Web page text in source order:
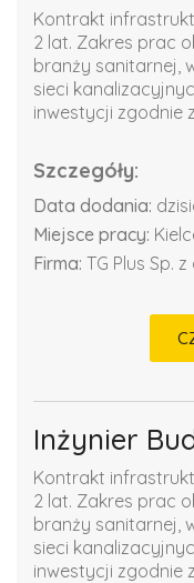
Kontrakt
2 lat. Zakres prac
branży sanitarnej,
sieci
inwestycji zgodnie
Szczegóły:
Data dodania:
Miejsce pracy:
Firma: TG Plus Sp. z
Inżynier
Kontrakt
2 lat. Zakres prac
branży sanitarnej,
sieci
inwestycji zgodnie